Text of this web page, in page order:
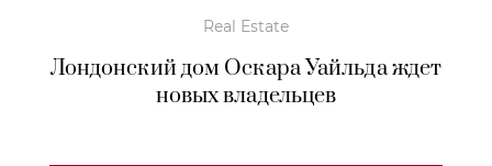
Real Estate
Лондонский дом Оскара Уайльда ждет
новых владельцев